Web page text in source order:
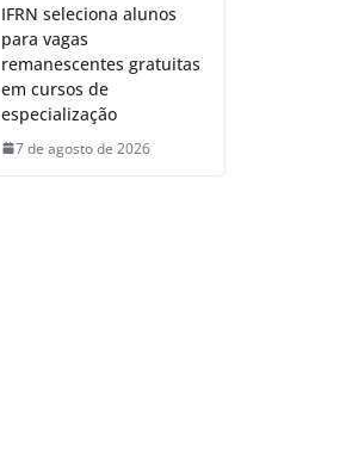
IFRN seleciona alunos
para vagas
remanescentes gratuitas
em cursos de
especialização
7 de agosto de 2026